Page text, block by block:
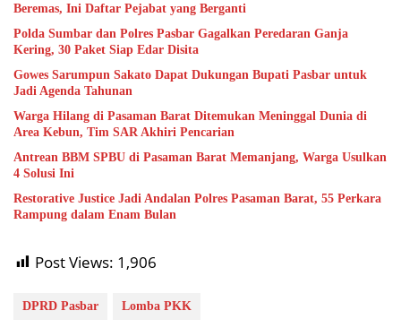
Beremas, Ini Daftar Pejabat yang Berganti
Polda Sumbar dan Polres Pasbar Gagalkan Peredaran Ganja
Kering, 30 Paket Siap Edar Disita
Gowes Sarumpun Sakato Dapat Dukungan Bupati Pasbar untuk
Jadi Agenda Tahunan
Warga Hilang di Pasaman Barat Ditemukan Meninggal Dunia di
Area Kebun, Tim SAR Akhiri Pencarian
Antrean BBM SPBU di Pasaman Barat Memanjang, Warga Usulkan
4 Solusi Ini
Restorative Justice Jadi Andalan Polres Pasaman Barat, 55 Perkara
Rampung dalam Enam Bulan
Post Views: 1,906
DPRD Pasbar Lomba PKK